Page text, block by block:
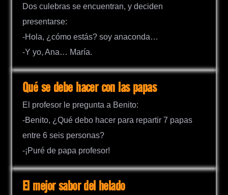
Dos culebras se encuentran, y deciden
presentarse:
-Hola, ¿cómo estás? soy anaconda…
-Y yo, Ana… María.
Qué se debe hacer con las papas
El profesor le pregunta a Benito:
-Benito, ¿Qué debo hacer para repartir 7 papas
entre 6 seis personas?
-¡Puré de papa profesor!
El mejor sabor del helado